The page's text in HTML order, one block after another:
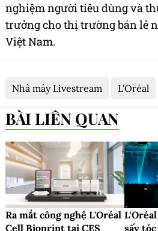
nghiệm người tiêu dùng và
trưởng cho thị trường bán lẻ
Việt Nam.
Nhà máy Livestream L'Oréal
BÀI LIÊN QUAN
Ra mắt công nghệ L'Oréal
Cell Bioprint tại CES
sấy